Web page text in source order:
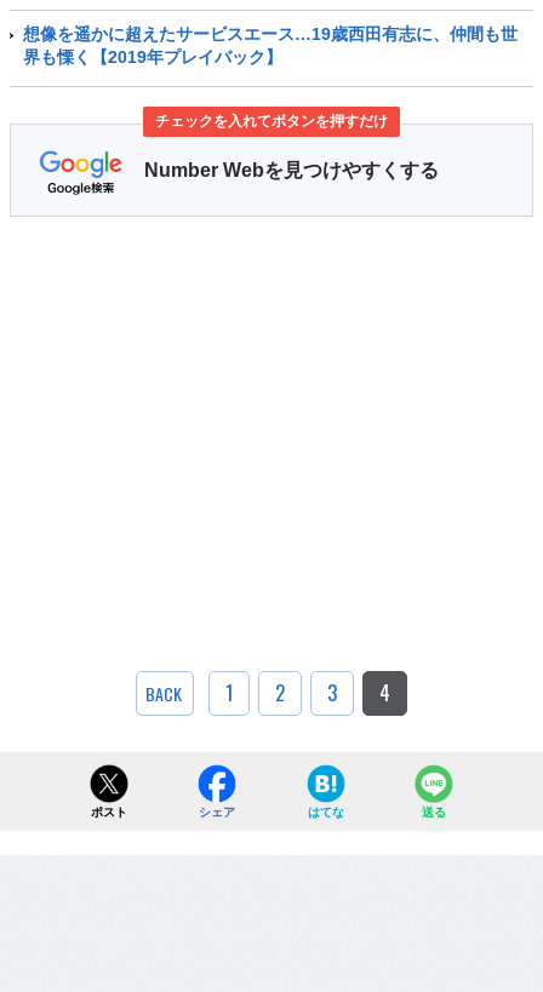
想像を遥かに超えたサービスエース…19歳西田有志に、仲間も世
界も慄く【2019年プレイバック】
チェックを入れてボタンを押すだけ
Number Webを見つけやすくする
BACK 1 2 3 4
ポスト シェア はてな 送る